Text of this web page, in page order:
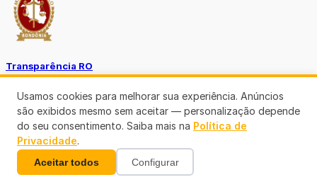
Transparência RO
Tô no Controle TCE-RO
Usamos cookies para melhorar sua experiência. Anúncios
são exibidos mesmo sem aceitar — personalização depende
do seu consentimento. Saiba mais na Política de
Privacidade.
Aceitar todos Configurar